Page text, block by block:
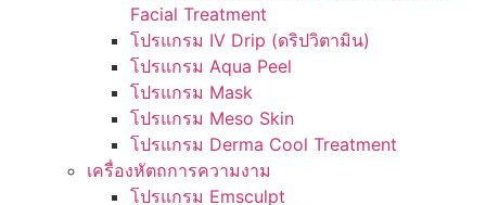
Facial Treatment
โปรแกรม IV Drip (ดริปวิตามิน)
โปรแกรม Aqua Peel
โปรแกรม Mask
โปรแกรม Meso Skin
โปรแกรม Derma Cool Treatment
เครื่องหัตถการความงาม
โปรแกรม Emsculpt